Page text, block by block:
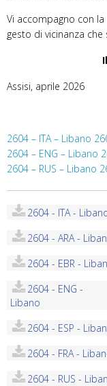
Vi accompagno con
gesto di vicinanza
Assisi, aprile 2026
2604 – ITA – Libano
2604 – ENG – Libano
2604 – RUS – Libano
2604 - ITA -
2604 - ARA -
2604 - EBR -
2604 - ENG -
Libano
2604 - ESP -
2604 - FRA -
2604 - RUS -